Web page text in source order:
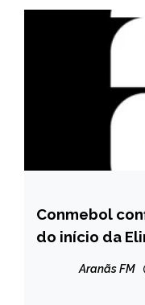
ESPORTES
Conmebol
do início da
Aranãs FM